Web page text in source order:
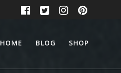
HOME BLOG SHOP